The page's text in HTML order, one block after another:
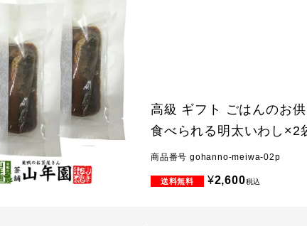
高級 ギフト ごはんのお
食べられる明太いわし×2
商品番号 gohanno-meiwa-02p
¥2,600税込